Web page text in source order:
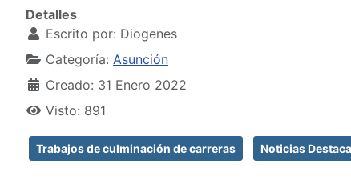
Detalles
Escrito por: Diogenes
Categoría: Asunción
Creado: 31 Enero 2022
Visto: 891
Trabajos de culminación de carreras Noticias